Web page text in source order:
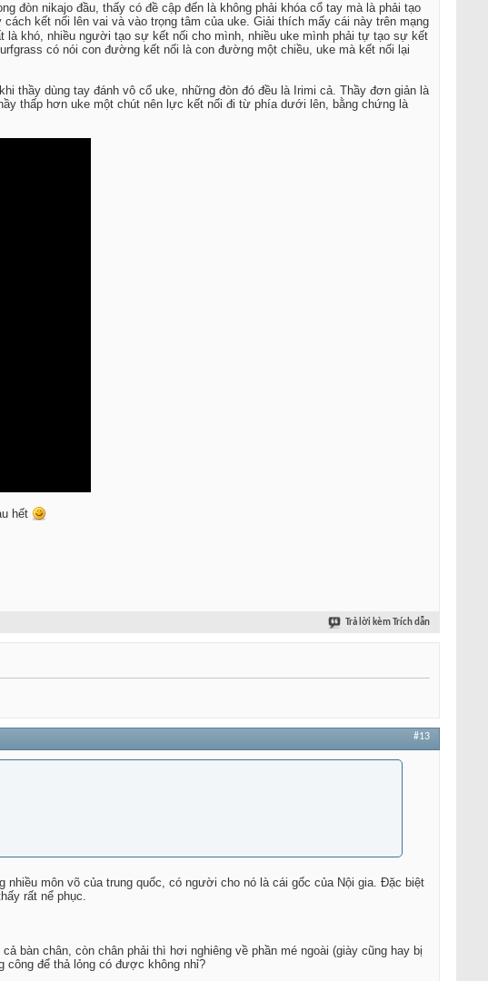
đòn nikajo đầu, thấy có đề cập đến là không phải khóa cổ tay mà là phải tạo
kết nối lên vai và vào trọng tâm của uke. Giải thích mấy cái này trên mạng
khó, nhiều người tạo sự kết nối cho mình, nhiều uke mình phải tự tạo sự kết
có nói con đường kết nối là con đường một chiều, uke mà kết nối lại
thầy dùng tay đánh vô cổ uke, những đòn đó đều là Irimi cả. Thầy đơn giản là
thấp hơn uke một chút nên lực kết nối đi từ phía dưới lên, bằng chứng là
hết
Trả lời kèm Trích dẫn
#13
môn võ của trung quốc, có người cho nó là cái gốc của Nội gia. Đặc biệt
rất nể phục.
bàn chân, còn chân phải thì hơi nghiêng về phần mé ngoài (giày cũng hay bị
công để thả lỏng có được không nhỉ?